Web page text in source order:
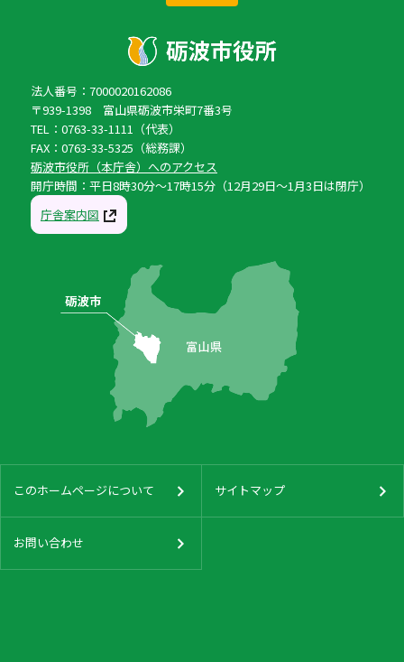
法人番号：7000020162086
〒939-1398 富山県砺波市栄町7番3号
TEL：0763-33-1111（代表）
FAX：0763-33-5325（総務課）
砺波市役所（本庁舎）へのアクセス
開庁時間：平日8時30分〜17時15分（12月29日〜1月3日は閉庁）
庁舎案内図
このホームページについて サイトマップ
お問い合わせ